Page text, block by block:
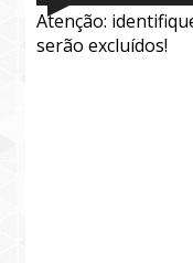
Atenção:
serão excluídos!